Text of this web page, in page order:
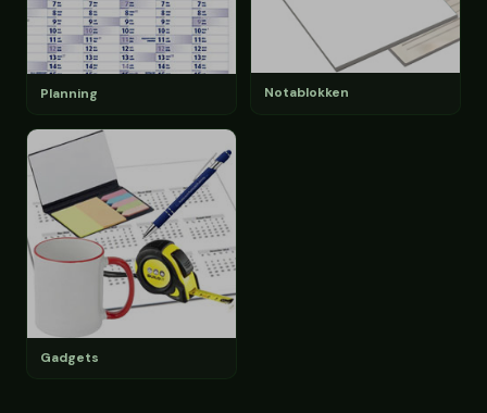
Planning Notablokken
Gadgets